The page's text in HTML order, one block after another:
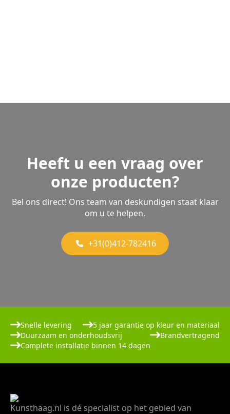
Heeft u een vraag over
onze producten?
Bel ons direct! Ons team van deskundigen staat klaar
om u te helpen.
+31(0)412-782416
Snelle levering
5 jaar garantie op kleur en materiaal
Duurzaam en onderhoudsvrij
Brandvertragend
Complete installatie binnen 14 dagen
Kunsthaag.nl is dé specialist op het gebied van